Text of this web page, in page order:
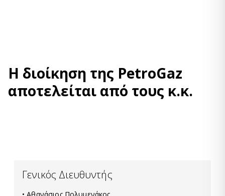
Η διοίκηση της PetroGaz
αποτελείται από τους κ.κ.
Γενικός Διευθυντής